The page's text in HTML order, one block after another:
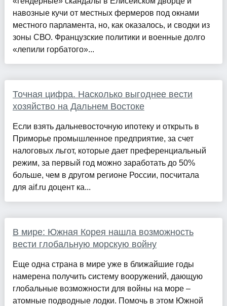
навозные кучи от местных фермеров под окнами
местного парламента, но, как оказалось, и сводки из
зоны СВО. Французские политики и военные долго
«лепили горбатого»...
Точная цифра. Насколько выгоднее вести
хозяйство на Дальнем Востоке
Если взять дальневосточную ипотеку и открыть в
Приморье промышленное предприятие, за счет
налоговых льгот, которые дает преференциальный
режим, за первый год можно заработать до 50%
больше, чем в другом регионе России, посчитала
для aif.ru доцент ка...
В мире: Южная Корея нашла возможность
вести глобальную морскую войну
Еще одна страна в мире уже в ближайшие годы
намерена получить систему вооружений, дающую
глобальные возможности для войны на море –
атомные подводные лодки. Помочь в этом Южной